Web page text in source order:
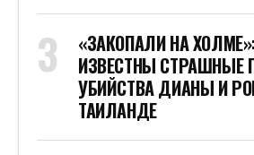
«ЗАКОПАЛИ НА
ИЗВЕСТНЫ СТРАШНЫЕ
УБИЙСТВА ДИАНЫ И
ТАИЛАНДЕ